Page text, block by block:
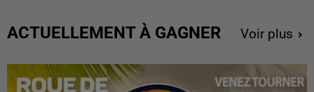
ACTUELLEMENT À GAGNER Voir plus